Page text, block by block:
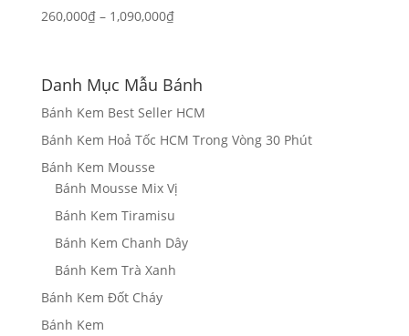
260,000₫ – 1,090,000₫Khoảng
260,000₫
1,090,000₫
Danh Mục Mẫu Bánh
Bánh Kem Best Seller HCM
Bánh Kem Hoả Tốc HCM Trong Vòng 30 Phút
Bánh Kem Mousse
Bánh Mousse Mix Vị
Bánh Kem Tiramisu
Bánh Kem Chanh Dây
Bánh Kem Trà Xanh
Bánh Kem Đốt Cháy
Bánh Kem